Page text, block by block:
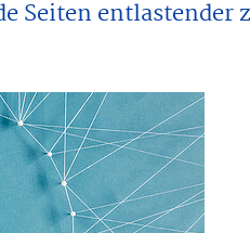
Seiten entlastender